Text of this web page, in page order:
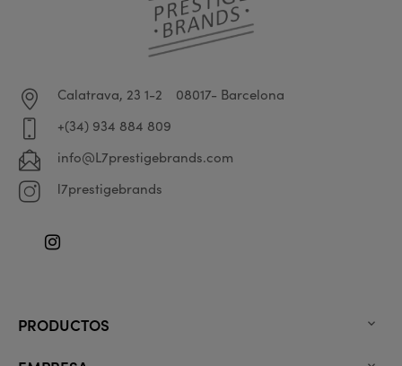
Calatrava, 23 1-2
08017- Barcelona
+(34) 934 884 809
info@L7prestigebrands.com
l7prestigebrands
Instagram
PRODUCTOS 